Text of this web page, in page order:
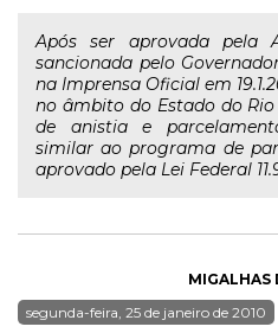
Após ser aprovada pela
sancionada pelo
na Imprensa Oficial em
no âmbito do Estado do
de anistia e
similar ao programa de
aprovado pela Lei Federal
MIGALHAS
segunda-feira, 25 de janeiro de 2010